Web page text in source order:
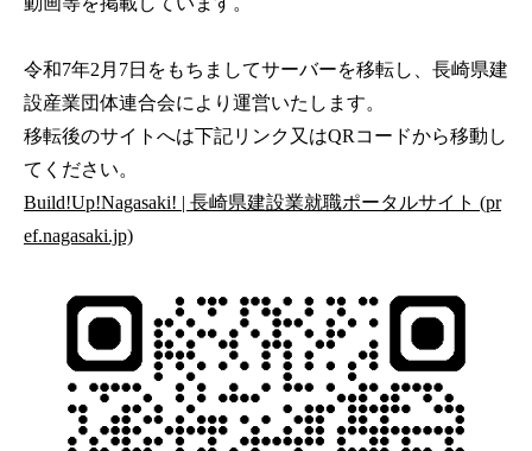
令和7年2月7日をもちましてサーバーを移転し、長崎県建
設産業団体連合会により運営いたします。
移転後のサイトへは下記リンク又はQRコードから移動し
てください。
Build!Up!Nagasaki! | 長崎県建設業就職ポータルサイト (pr
ef.nagasaki.jp)